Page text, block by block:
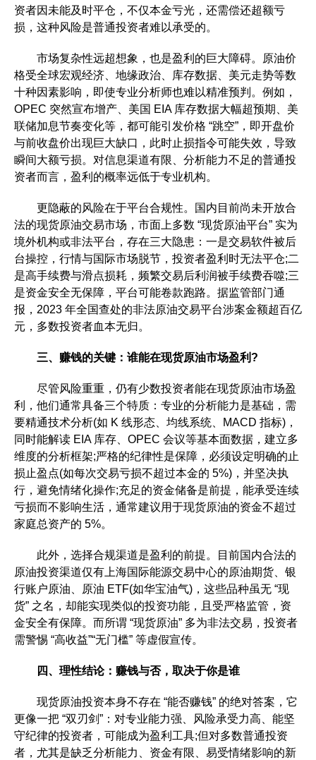
资者因未能及时平仓，不仅本金亏光，还需偿还超额亏
损，这种风险是普通投资者难以承受的。​
市场复杂性远超想象，也是盈利的巨大障碍。原油价
格受全球宏观经济、地缘政治、库存数据、美元走势等数
十种因素影响，即使专业分析师也难以精准预判。例如，
OPEC 突然宣布增产、美国 EIA 库存数据大幅超预期、美
联储加息节奏变化等，都可能引发价格 “跳空”，即开盘价
与前收盘价出现巨大缺口，此时止损指令可能失效，导致
瞬间大额亏损。对信息渠道有限、分析能力不足的普通投
资者而言，盈利的概率远低于专业机构。​
更隐蔽的风险在于平台合规性。国内目前尚未开放合
法的现货原油交易市场，市面上多数 “现货原油平台” 实为
境外机构或非法平台，存在三大隐患：一是交易软件被后
台操控，行情与国际市场脱节，投资者盈利时无法平仓;二
是高手续费与滑点损耗，频繁交易后利润被手续费吞噬;三
是资金安全无保障，平台可能卷款跑路。据监管部门通
报，2023 年全国查处的非法原油交易平台涉案金额超百亿
元，多数投资者血本无归。​
三、赚钱的关键：谁能在现货原油市场盈利?​
尽管风险重重，仍有少数投资者能在现货原油市场盈
利，他们通常具备三个特质：专业的分析能力是基础，需
要精通技术分析(如 K 线形态、均线系统、MACD 指标)，
同时能解读 EIA 库存、OPEC 会议等基本面数据，建立多
维度的分析框架;严格的纪律性是保障，必须设定明确的止
损止盈点(如每次交易亏损不超过本金的 5%)，并坚决执
行，避免情绪化操作;充足的资金储备是前提，能承受连续
亏损而不影响生活，通常建议用于现货原油的资金不超过
家庭总资产的 5%。​
此外，选择合规渠道是盈利的前提。目前国内合法的
原油投资渠道仅有上海国际能源交易中心的原油期货、银
行账户原油、原油 ETF(如华宝油气)，这些品种虽无 “现
货” 之名，却能实现类似的投资功能，且受严格监管，资
金安全有保障。而所谓 “现货原油” 多为非法交易，投资者
需警惕 “高收益”“无门槛” 等虚假宣传。​
四、理性结论：赚钱与否，取决于你是谁​
现货原油投资本身不存在 “能否赚钱” 的绝对答案，它
更像一把 “双刃剑”：对专业能力强、风险承受力高、能坚
守纪律的投资者，可能成为盈利工具;但对多数普通投资
者，尤其是缺乏分析能力、资金有限、易受情绪影响的新